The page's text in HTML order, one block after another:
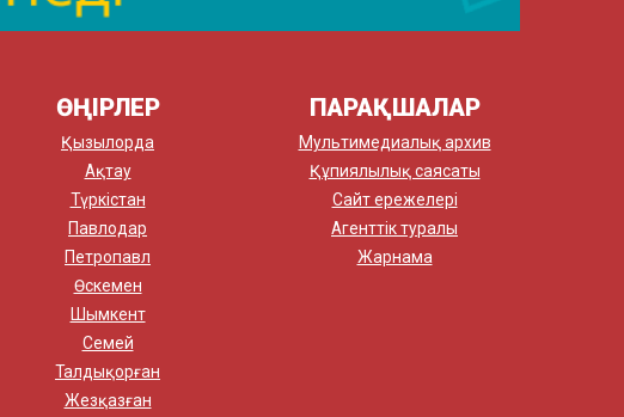
ӨҢІРЛЕР
Қызылорда
Ақтау
Түркістан
Павлодар
Петропавл
Өскемен
Шымкент
Семей
Талдықорған
Жезқазған
ПАРАҚШАЛАР
Мультимедиалық архив
Құпиялылық саясаты
Сайт ережелері
Агенттік туралы
Жарнама